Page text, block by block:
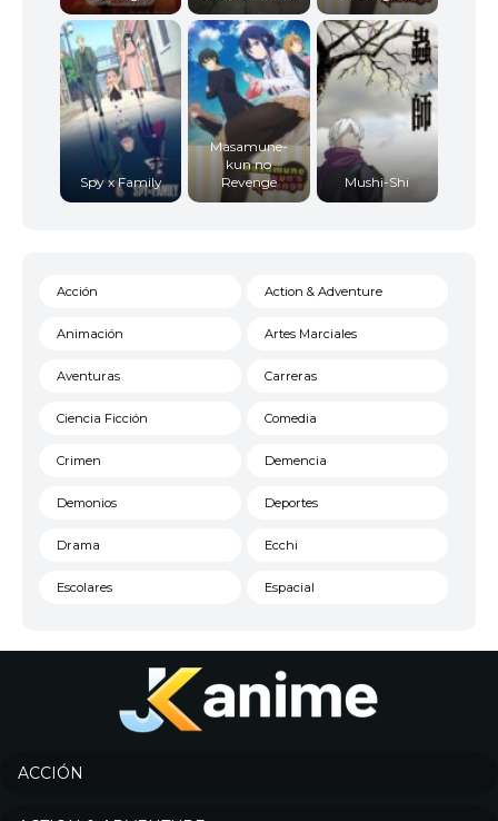
Spy x Family
Masamune-
kun no
Revenge
Mushi-Shi
Acción Action & Adventure
Animación Artes Marciales
Aventuras Carreras
Ciencia Ficción Comedia
Crimen Demencia
Demonios Deportes
Drama Ecchi
Escolares Espacial
Historico
Josei
ACCIÓN